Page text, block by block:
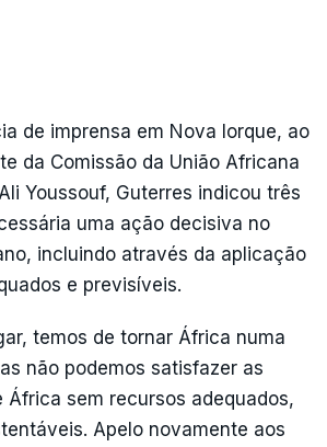
de imprensa em Nova Iorque, ao
da Comissão da União Africana
Youssouf, Guterres indicou três
uma ação decisiva no
incluindo através da aplicação
e previsíveis.
temos de tornar África numa
não podemos satisfazer as
África sem recursos adequados,
Apelo novamente aos